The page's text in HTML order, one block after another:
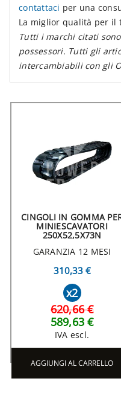
contattaci per una
La miglior qualità per il
Tutti i marchi citati
possessori. Tutti gli
intercambiabili con gli
CINGOLI IN GOMMA
MINIESCAVATORI
250X52,5X73N
GARANZIA 12 MESI
310,33 €
x2
620,66 €
589,63 €
IVA escl.
AGGIUNGI AL CARRELLO